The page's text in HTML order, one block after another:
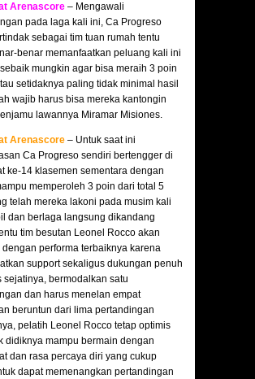
Arenascore – Mengawali
pada laga kali ini, Ca Progreso
sebagai tim tuan rumah tentu
benar memanfaatkan peluang kali ini
mungkin agar bisa meraih 3 poin
setidaknya paling tidak minimal hasil
wajib harus bisa mereka kantongin
lawannya Miramar Misiones.
Arenascore – Untuk saat ini
Ca Progreso sendiri bertengger di
ke-14 klasemen sementara dengan
memperoleh 3 poin dari total 5
telah mereka lakoni pada musim kali
dan berlaga langsung dikandang
tim besutan Leonel Rocco akan
dengan performa terbaiknya karena
support sekaligus dukungan penuh
sejatinya, bermodalkan satu
dan harus menelan empat
beruntun dari lima pertandingan
pelatih Leonel Rocco tetap optimis
didiknya mampu bermain dengan
dan rasa percaya diri yang cukup
dapat memenangkan pertandingan